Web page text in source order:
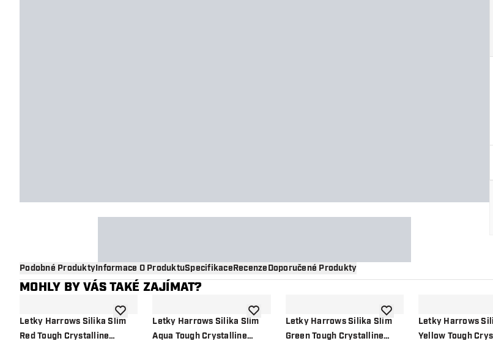
Podobné ProduktyInformace O ProduktuSpecifikaceRecenzeDoporučené Produkty
MOHLY BY VÁS TAKÉ ZAJÍMAT?
Letky Harrows Silika Slim
Red Tough Crystalline
Přidat do seznamu přání
Letky Harrows Silika Slim
Aqua Tough Crystalline
Přidat do seznamu přání
Letky Harrows Silika Slim
Green Tough Crystalline
Přidat do seznamu přání
Letky Harrows
Yellow Tough